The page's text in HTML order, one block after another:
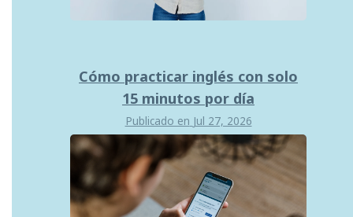
Cómo practicar inglés con solo
15 minutos por día
Publicado en Jul 27, 2026